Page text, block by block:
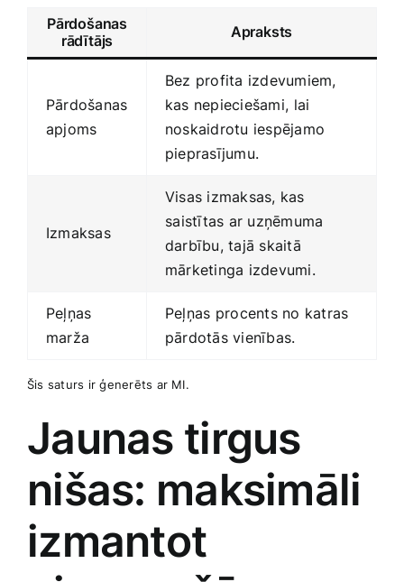
Pārdošanas
rādītājs
Apraksts
Pārdošanas
apjoms
Bez profita izdevumiem,
kas nepieciešami, ⁤lai⁣
noskaidrotu iespējamo
pieprasījumu.
Izmaksas
Visas izmaksas, kas
⁤saistītas ar uzņēmuma⁣
darbību, tajā skaitā
mārketinga izdevumi.
Peļņas
marža
Peļņas ⁣procents no katras
pārdotās vienības.
Šis saturs‌ ir ģenerēts ar MI.
Jaunas tirgus
nišas: maksimāli
izmantot